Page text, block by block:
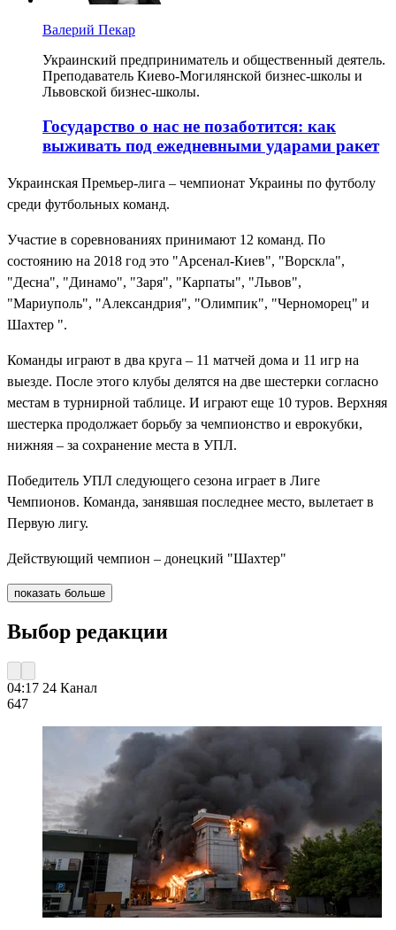
Валерий Пекар
Украинский предприниматель и общественный деятель.
Преподаватель Киево-Могилянской бизнес-школы и
Львовской бизнес-школы.
Государство о нас не позаботится: как
выживать под ежедневными ударами ракет
Украинская Премьер-лига – чемпионат Украины по футболу
среди футбольных команд.
Участие в соревнованиях принимают 12 команд. По
состоянию на 2018 год это "Арсенал-Киев", "Ворскла",
"Десна", "Динамо", "Заря", "Карпаты", "Львов",
"Мариуполь", "Александрия", "Олимпик", "Черноморец" и
Шахтер ".
Команды играют в два круга – 11 матчей дома и 11 игр на
выезде. После этого клубы делятся на две шестерки согласно
местам в турнирной таблице. И играют еще 10 туров. Верхняя
шестерка продолжает борьбу за чемпионство и еврокубки,
нижняя – за сохранение места в УПЛ.
Победитель УПЛ следующего сезона играет в Лиге
Чемпионов. Команда, занявшая последнее место, вылетает в
Первую лигу.
Действующий чемпион – донецкий "Шахтер"
показать больше
Выбор редакции
04:17 24 Канал
647